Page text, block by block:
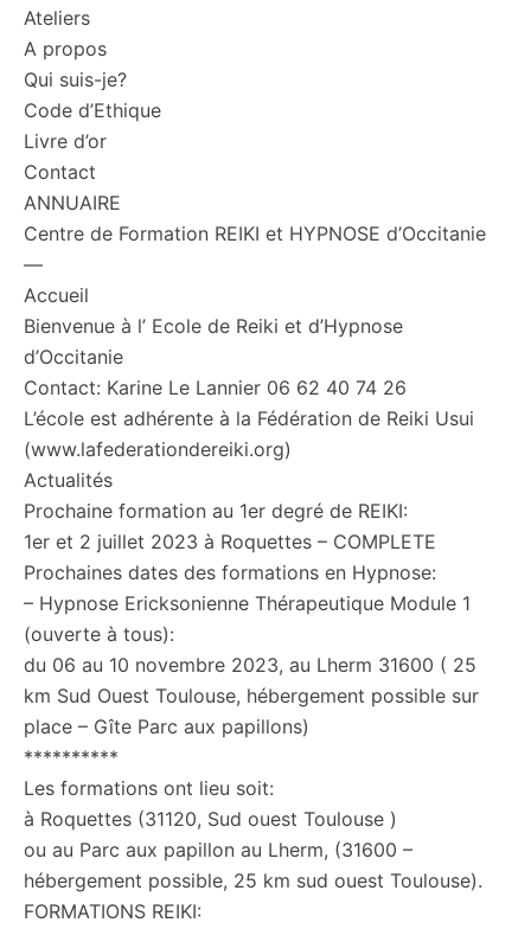
Ateliers
A propos
Qui suis-je?
Code d’Ethique
Livre d’or
Contact
ANNUAIRE
Centre de Formation REIKI et HYPNOSE d’Occitanie
—
Accueil
Bienvenue à l’ Ecole de Reiki et d’Hypnose
d’Occitanie
Contact: Karine Le Lannier 06 62 40 74 26
L’école est adhérente à la Fédération de Reiki Usui
(www.lafederationdereiki.org)
Actualités
Prochaine formation au 1er degré de REIKI:
1er et 2 juillet 2023 à Roquettes – COMPLETE
Prochaines dates des formations en Hypnose:
– Hypnose Ericksonienne Thérapeutique Module 1
(ouverte à tous):
du 06 au 10 novembre 2023, au Lherm 31600 ( 25
km Sud Ouest Toulouse, hébergement possible sur
place – Gîte Parc aux papillons)
**********
Les formations ont lieu soit:
à Roquettes (31120, Sud ouest Toulouse )
ou au Parc aux papillon au Lherm, (31600 –
hébergement possible, 25 km sud ouest Toulouse).
FORMATIONS REIKI: